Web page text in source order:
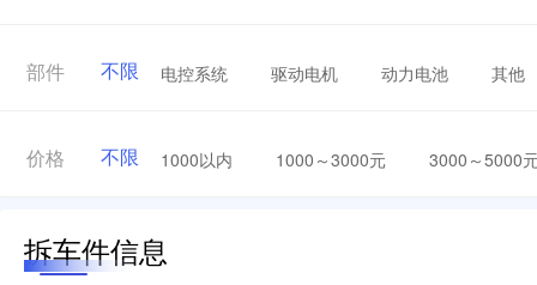
部件 不限 电控系统 驱动电机 动力电池 其他
价格 不限 1000以内 1000～3000元 3000～5000
拆车件信息